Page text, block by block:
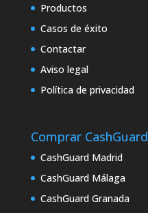
Productos
Casos de éxito
Contactar
Aviso legal
Política de privacidad
Comprar CashGuard
CashGuard Madrid
CashGuard Málaga
CashGuard Granada